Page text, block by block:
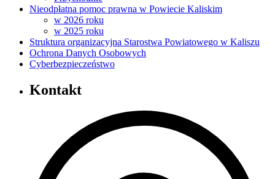
Nieodpłatna pomoc prawna w Powiecie Kaliskim
w 2026 roku
w 2025 roku
Struktura organizacyjna Starostwa Powiatowego w Kaliszu
Ochrona Danych Osobowych
Cyberbezpieczeństwo
Kontakt